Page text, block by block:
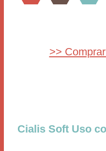
>>
Cialis Soft Uso